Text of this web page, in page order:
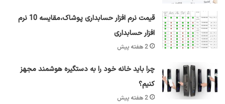
قیمت نرم افزار حسابداری پوشاک،مقایسه 10 نرم
افزار حسابداری
2 هفته پیش
چرا باید خانه خود را به دستگیره هوشمند مجهز
کنیم؟
2 هفته پیش